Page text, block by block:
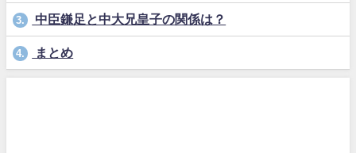
3. 中臣鎌足と中大兄皇子の関係は？
4. まとめ